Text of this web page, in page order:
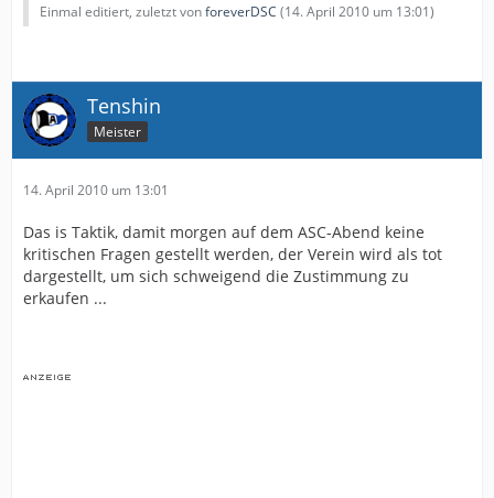
Einmal editiert, zuletzt vonforeverDSC (14. April 2010 um 13:01)
Tenshin
Meister
14. April 2010 um 13:01
Das is Taktik, damit morgen auf dem ASC-Abend keine
kritischen Fragen gestellt werden, der Verein wird als tot
dargestellt, um sich schweigend die Zustimmung zu
erkaufen ...